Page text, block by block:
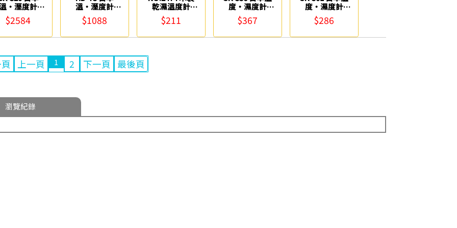
‧溼度計
CRECER
$2584
溫‧溼度計
CRECER
$1088
乾濕溫度計
(27x8cm) Life
$211
度‧濕度計
SATO
$367
度‧濕度計
SATO
$286
上一頁 1 2 下一頁 最後頁
瀏覽紀錄